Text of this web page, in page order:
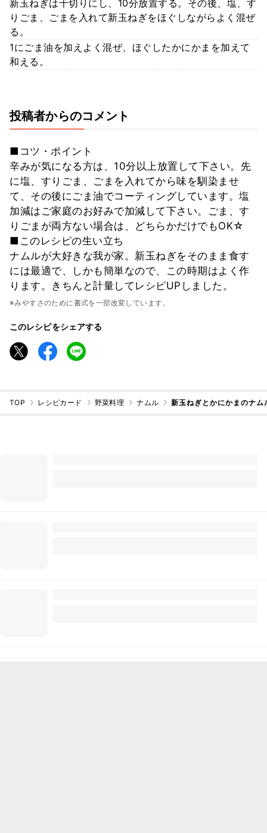
新玉ねぎは千切りにし、10分放置する。その後、塩、す
りごま、ごまを入れて新玉ねぎをほぐしながらよく混ぜ
る。
1にごま油を加えよく混ぜ、ほぐしたかにかまを加えて
和える。
投稿者からのコメント
■コツ・ポイント
辛みが気になる方は、10分以上放置して下さい。先
に塩、すりごま、ごまを入れてから味を馴染ませ
て、その後にごま油でコーティングしています。塩
加減はご家庭のお好みで加減して下さい。ごま、す
りごまが両方ない場合は、どちらかだけでもOK☆
■このレシピの生い立ち
ナムルが大好きな我が家。新玉ねぎをそのまま食す
には最適で、しかも簡単なので、この時期はよく作
ります。きちんと計量してレシピUPしました。
※みやすさのために書式を一部改変しています。
このレシピをシェアする
TOP レシピカード 野菜料理 ナムル 新玉ねぎとかにかまのナム